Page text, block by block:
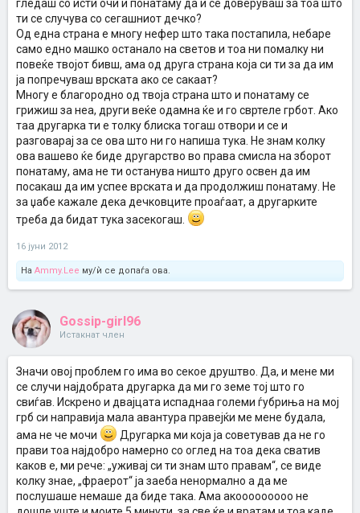
гледаш со исти очи и понатаму да и се доверуваш за тоа што
ти се случува со сегашниот дечко?
Од една страна е многу нефер што така постапила, небаре
само едно машко останало на светов и тоа ни помалку ни
повеќе твојот бивш, ама од друга страна која си ти за да им
ја попречуваш врската ако се сакаат?
Многу е благородно од твоја страна што и понатаму се
грижиш за неа, други веќе одамна ќе и го свртеле грбот. Ако
таа другарка ти е толку блиска тогаш отвори и се и
разговарај за се ова што ни го напиша тука. Не знам колку
ова вашево ќе биде другарство во права смисла на зборот
понатаму, ама не ти останува ништо друго освен да им
посакаш да им успее врската и да продолжиш понатаму. Не
за џабе кажале дека дечковците проаѓаат, а другарките
треба да бидат тука засекогаш.
16 јуни 2012
На Ammy.Lee му/ѝ се допаѓа ова.
Gossip-girl96
Истакнат член
Значи овој проблем го има во секое друштво. Да, и мене ми
се случи најдобрата другарка да ми го земе тој што го
свиѓав. Искрено и двајцата испаднаа големи ѓубриња на мој
грб си направија мала авантура правејќи ме мене будала,
ама не че мочи
Другарка ми која ја советував да не го
прави тоа најдобро намерно со оглед на тоа дека сватив
каков е, ми рече: „уживај си ти знам што правам“, се виде
колку знае, „фраерот“ ја заеба ненормално а да ме
послушаше немаше да биде така. Ама акооооооооо не